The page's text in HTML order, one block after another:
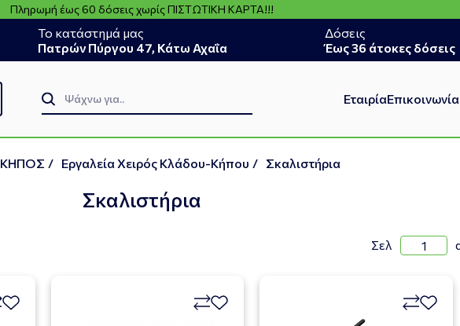
Πληρωμή έως 60 δόσεις χωρίς ΠΙΣΤΩΤΙΚΗ ΚΑΡΤΑ!!!
Το κατάστημά μας
Πατρών Πύργου 47, Κάτω Αχαΐα
Δόσεις
Έως 36 άτοκες δόσεις
ΕταιρίαΕπικοινωνία
ΚΗΠΟΣ / Εργαλεία Χειρός Κλάδου-Κήπου / Σκαλιστήρια
Σκαλιστήρια
Σελ